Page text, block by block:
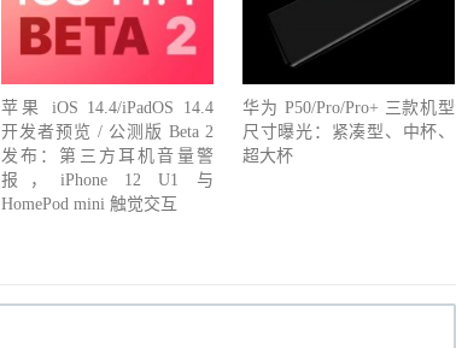
苹果 iOS 14.4/iPadOS 14.4
开发者预览 / 公测版 Beta 2
发布：第三方耳机音量警
报，iPhone 12 U1 与
HomePod mini 触觉交互
华为 P50/Pro/Pro+ 三款机型
尺寸曝光：紧凑型、中杯、
超大杯